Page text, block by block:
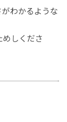
わかるような
しくださ